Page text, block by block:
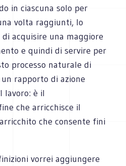
in ciascuna solo per
volta raggiunti, lo
acquisire una maggiore
e quindi di servire per
processo naturale di
rapporto di azione
lavoro: è il
che arricchisce il
che consente fini
vorrei aggiungere